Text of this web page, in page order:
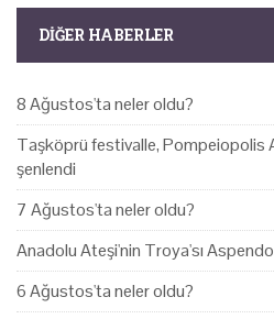
DIĞER HABERLER
8 Ağustos'ta neler oldu?
Taşköprü festivalle, Pompeiopolis
şenlendi
7 Ağustos'ta neler oldu?
Anadolu Ateşi'nin Troya'sı
6 Ağustos'ta neler oldu?